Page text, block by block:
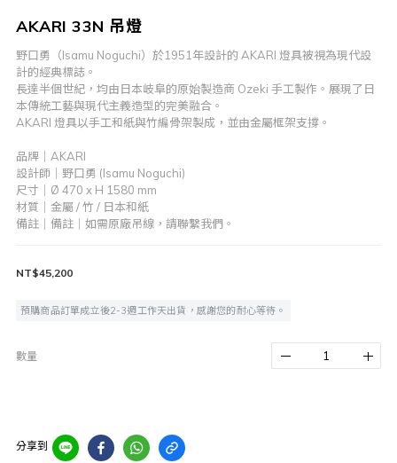
AKARI 33N 吊燈
野口勇（Isamu Noguchi）於1951年設計的 AKARI 燈具被視為現代設
計的經典標誌。
長達半個世紀，均由日本岐阜的原始製造商 Ozeki 手工製作。展現了日
本傳統工藝與現代主義造型的完美融合。
AKARI 燈具以手工和紙與竹編骨架製成，並由金屬框架支撐。
品牌｜AKARI
設計師｜野口勇 (Isamu Noguchi)
尺寸｜Ø 470 x H 1580 mm
材質｜金屬 / 竹 / 日本和紙
備註｜備註｜如需原廠吊線，請聯繫我們。
NT$45,200
預購商品訂單成立後2-3週工作天出貨，感謝您的耐心等待。
數量
分享到